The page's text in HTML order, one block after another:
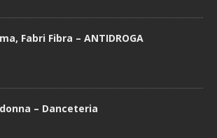
Fabri Fibra – ANTIDROGA
– Danceteria